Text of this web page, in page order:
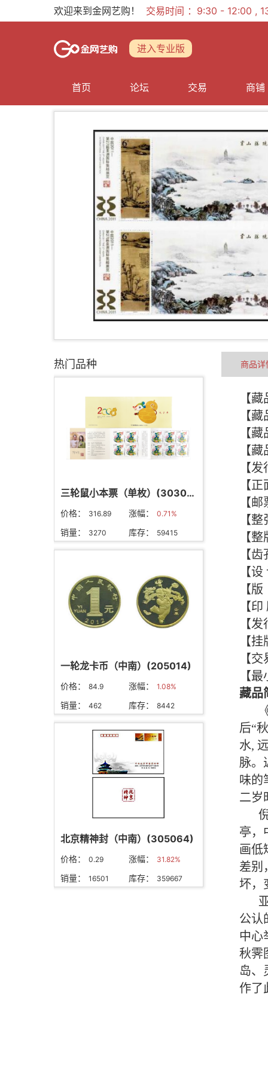
欢迎来到金网艺购！ 交易时间 ：9:30 - 12:00 ,
进入专业版
首页 论坛 交易 商铺
热门品种
三轮鼠小本票（单枚）(303024)
价格： 316.89 涨幅： 0.71%
销量： 3270 库存： 59415
一轮龙卡币（中南）(205014)
价格： 84.9 涨幅： 1.08%
销量： 462 库存： 8442
北京精神封（中南）(305064)
价格： 0.29 涨幅： 31.82%
销量： 16501 库存： 359667
商品详